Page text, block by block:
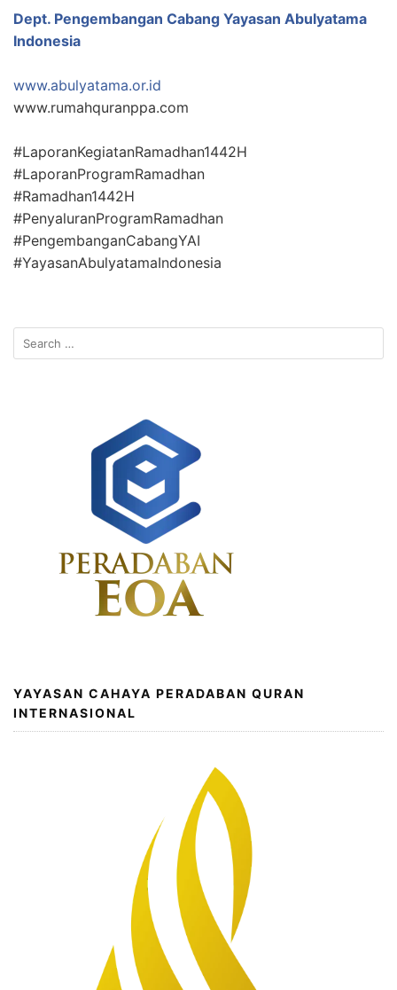
Dept. Pengembangan Cabang Yayasan Abulyatama
Indonesia
www.abulyatama.or.id
www.rumahquranppa.com
#LaporanKegiatanRamadhan1442H
#LaporanProgramRamadhan
#Ramadhan1442H
#PenyaluranProgramRamadhan
#PengembanganCabangYAI
#YayasanAbulyatamaIndonesia
Search
for:
YAYASAN CAHAYA PERADABAN QURAN
INTERNASIONAL